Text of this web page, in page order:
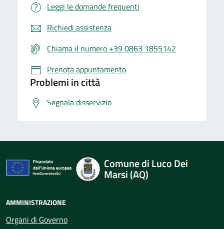
Leggi le domande frequenti
Richiedi assistenza
Chiama il numero +39 0863 1855142
Prenota appuntamento
Problemi in città
Segnala disservizio
Comune di Luco Dei
Marsi (AQ)
AMMINISTRAZIONE
Organi di Governo